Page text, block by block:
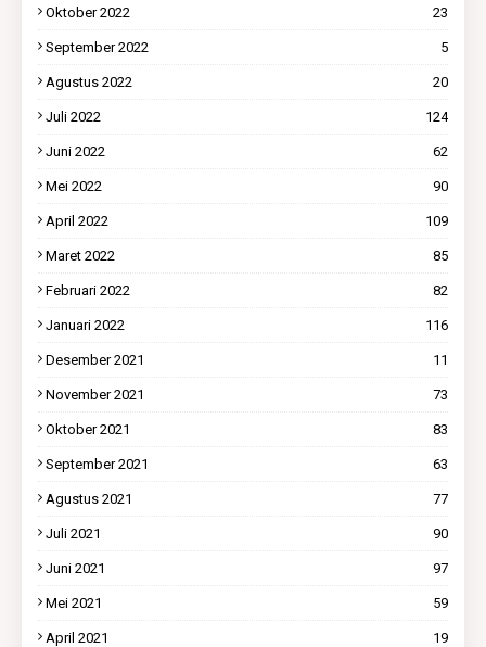
Oktober 2022 23
September 2022 5
Agustus 2022 20
Juli 2022 124
Juni 2022 62
Mei 2022 90
April 2022 109
Maret 2022 85
Februari 2022 82
Januari 2022 116
Desember 2021 11
November 2021 73
Oktober 2021 83
September 2021 63
Agustus 2021 77
Juli 2021 90
Juni 2021 97
Mei 2021 59
April 2021 19